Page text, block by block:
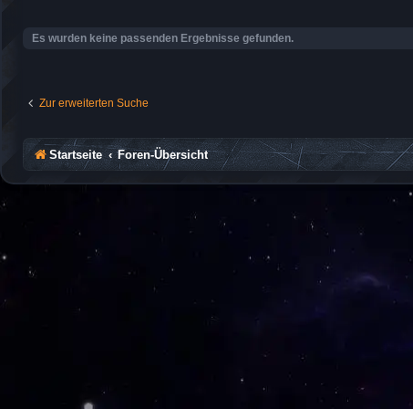
Es wurden keine passenden Ergebnisse gefunden.
Zur erweiterten Suche
Startseite Foren-Übersicht